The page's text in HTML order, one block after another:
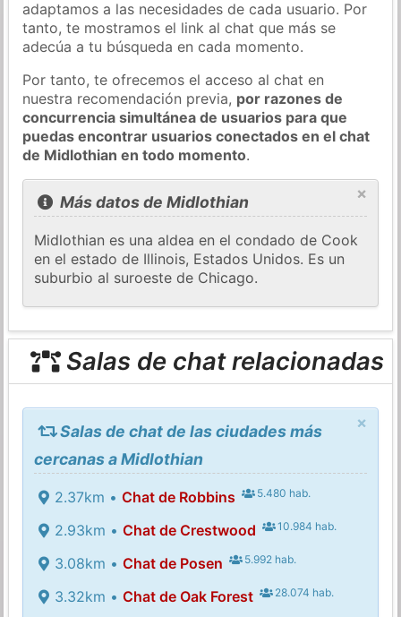
adaptamos a las necesidades de cada usuario. Por
tanto, te mostramos el link al chat que más se
adecúa a tu búsqueda en cada momento.
Por tanto, te ofrecemos el acceso al chat en
nuestra recomendación previa, por razones de
concurrencia simultánea de usuarios para que
puedas encontrar usuarios conectados en el chat
de Midlothian en todo momento.
×
Más datos de Midlothian
Midlothian es una aldea en el condado de Cook
en el estado de Illinois, Estados Unidos. Es un
suburbio al suroeste de Chicago.
Salas de chat relacionadas
×
Salas de chat de las ciudades más
cercanas a Midlothian
2.37km • Chat de Robbins 5.480 hab.
2.93km • Chat de Crestwood 10.984 hab.
3.08km • Chat de Posen 5.992 hab.
3.32km • Chat de Oak Forest 28.074 hab.